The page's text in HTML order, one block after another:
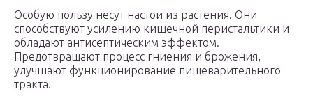
Особую пользу несут настои из растения. Они
способствуют усилению кишечной перистальтики и
обладают антисептическим эффектом.
Предотвращают процесс гниения и брожения,
улучшают функционирование пищеварительного
тракта.